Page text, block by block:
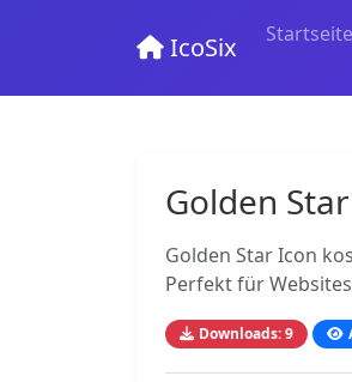
IcoSix Startseite
Golden
Golden Star Icon
Perfekt für
Downloads: 9